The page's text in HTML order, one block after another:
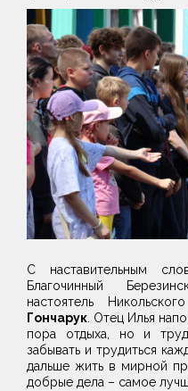
С наставительным
Благочинный
настоятель
Гончарук. Отец Илья
пора отдыха, но и
забывать и трудиться
дальше жить в мирной
добрые дела – самое